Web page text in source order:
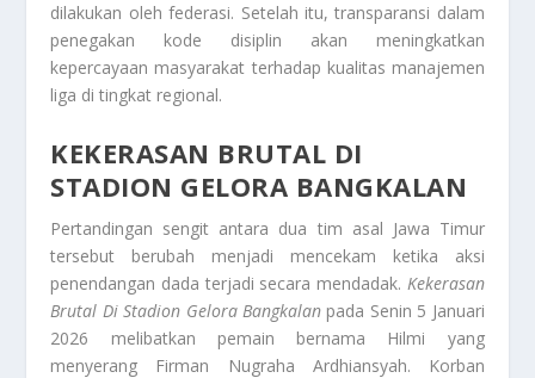
dilakukan oleh federasi. Setelah itu, transparansi dalam
penegakan kode disiplin akan meningkatkan
kepercayaan masyarakat terhadap kualitas manajemen
liga di tingkat regional.
KEKERASAN BRUTAL DI
STADION GELORA BANGKALAN
Pertandingan sengit antara dua tim asal Jawa Timur
tersebut berubah menjadi mencekam ketika aksi
penendangan dada terjadi secara mendadak. Kekerasan
Brutal Di Stadion Gelora Bangkalan pada Senin 5 Januari
2026 melibatkan pemain bernama Hilmi yang
menyerang Firman Nugraha Ardhiansyah. Korban